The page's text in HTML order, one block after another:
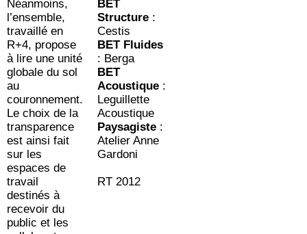
Néanmoins,
l’ensemble,
travaillé en
R+4, propose
à lire une unité
globale du sol
au
couronnement.
Le choix de la
transparence
est ainsi fait
sur les
espaces de
travail
destinés à
recevoir du
public et les
BET
Structure :
Cestis
BET Fluides
: Berga
BET
Acoustique :
Leguillette
Acoustique
Paysagiste :
Atelier Anne
Gardoni
RT 2012